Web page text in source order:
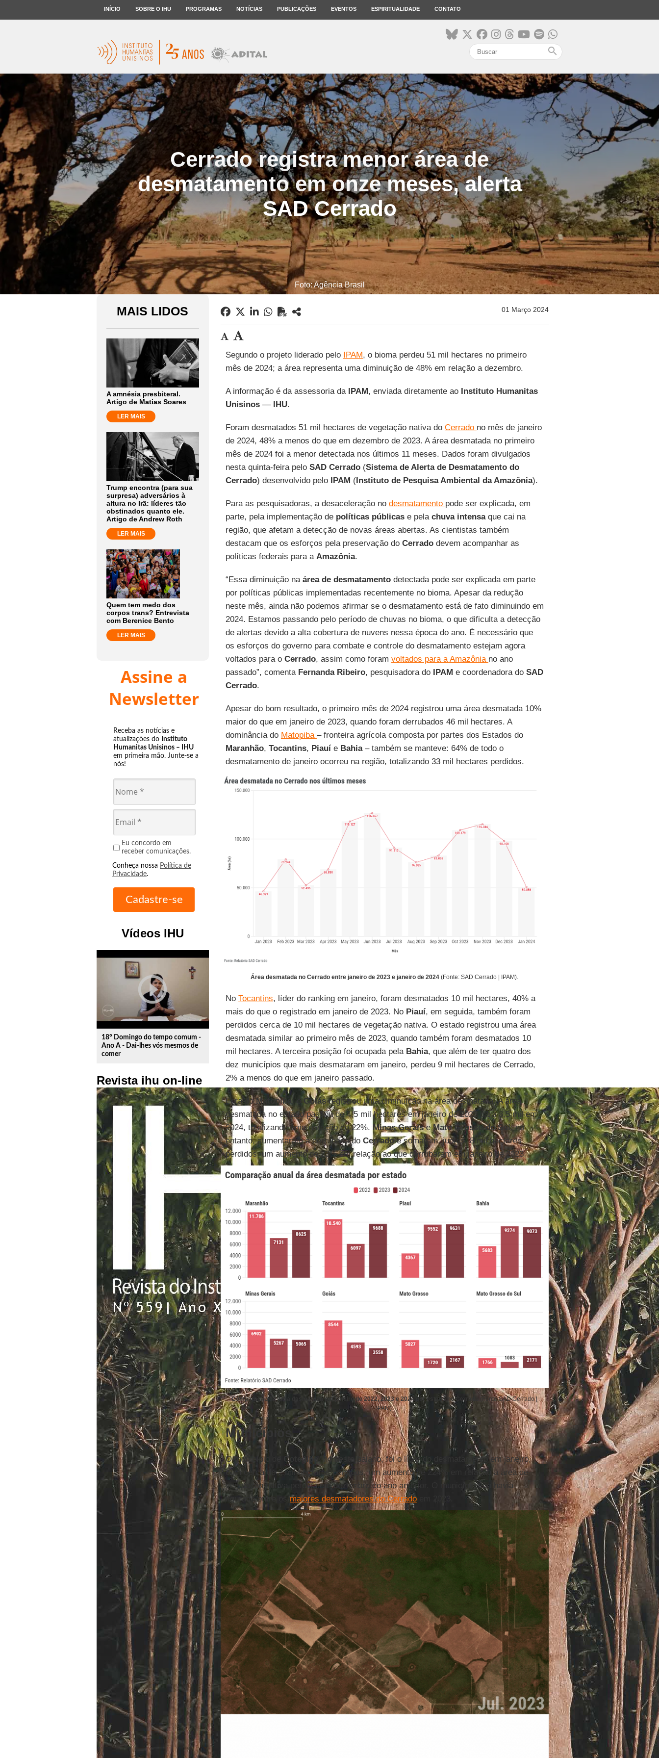
INÍCIO SOBRE O IHU PROGRAMAS NOTÍCIAS PUBLICAÇÕES EVENTOS ESPIRITUALIDADE CONTATO
search
Cerrado registra menor área de
desmatamento em onze meses, alerta
SAD Cerrado
Foto: Agência Brasil
MAIS LIDOS
A amnésia presbiteral.
Artigo de Matias Soares
LER MAIS
Trump encontra (para sua
surpresa) adversários à
altura no Irã: líderes tão
obstinados quanto ele.
Artigo de Andrew Roth
LER MAIS
Quem tem medo dos
corpos trans? Entrevista
com Berenice Bento
LER MAIS
Assine a
Newsletter
Receba as notícias e
atualizações do Instituto
Humanitas Unisinos – IHU
em primeira mão. Junte-se a
nós!
Eu concordo em
receber comunicações.
Conheça nossa Política de
Privacidade.
Vídeos IHU
play_circle_outline
18º Domingo do tempo comum -
Ano A - Dai-lhes vós mesmos de
comer
Revista ihu on-line
01 Março 2024
Segundo o projeto liderado pelo IPAM, o bioma perdeu 51 mil hectares no primeiro
mês de 2024; a área representa uma diminuição de 48% em relação a dezembro.
A informação é da assessoria da IPAM, enviada diretamente ao Instituto Humanitas
Unisinos— IHU.
Foram desmatados 51 mil hectares de vegetação nativa do Cerrado no mês de janeiro
de 2024, 48% a menos do que em dezembro de 2023. A área desmatada no primeiro
mês de 2024 foi a menor detectada nos últimos 11 meses. Dados foram divulgados
nesta quinta-feira pelo SAD Cerrado(Sistema de Alerta de Desmatamento do
Cerrado) desenvolvido pelo IPAM (Instituto de Pesquisa Ambiental da Amazônia).
Para as pesquisadoras, a desaceleração no desmatamento pode ser explicada, em
parte, pela implementação depolíticas públicase pela chuva intensaque cai na
região, que afetam a detecção de novas áreas abertas. As cientistas também
destacam que os esforços pela preservação do Cerradodevem acompanhar as
políticas federais para a Amazônia.
‌“Essa diminuição naárea de desmatamentodetectada pode ser explicada em parte
por políticas públicas implementadas recentemente no bioma. Apesar da redução
neste mês, ainda não podemos afirmar se o desmatamento está de fato diminuindo em
2024. Estamos passando pelo período de chuvas no bioma, o que dificulta a detecção
de alertas devido a alta cobertura de nuvens nessa época do ano. É necessário que
os esforços do governo para combate e controle do desmatamento estejam agora
voltados para o Cerrado, assim como foram voltados para a Amazônia no ano
passado”, comenta Fernanda Ribeiro, pesquisadora do IPAM e coordenadora do SAD
Cerrado.
‌Apesar do bom resultado, o primeiro mês de 2024 registrou uma área desmatada 10%
maior do que em janeiro de 2023, quando foram derrubados 46 mil hectares. A
dominância do Matopiba – fronteira agrícola composta por partes dos Estados do
Maranhão, Tocantins, Piauíe Bahia– também se manteve: 64% de todo o
desmatamento de janeiro ocorreu na região, totalizando 33 mil hectares perdidos.
Área desmatada no Cerrado entre janeiro de 2023 e janeiro de 2024 (Fonte: SAD Cerrado | IPAM).
No Tocantins, líder do ranking em janeiro, foram desmatados 10 mil hectares, 40% a
mais do que o registrado em janeiro de 2023. No Piauí, em seguida, também foram
perdidos cerca de 10 mil hectares de vegetação nativa. O estado registrou uma área
desmatada similar ao primeiro mês de 2023, quando também foram desmatados 10
mil hectares. A terceira posição foi ocupada pela Bahia, que além de ter quatro dos
dez municípios que mais desmataram em janeiro, perdeu 9 mil hectares de Cerrado,
2% a menos do que em janeiro passado.
Fora doMatopiba, oGoiásregistrou uma diminuição na área desmatada. A área
desmatada no estado passou de 4,5 mil hectares em janeiro de 2023 para 3,5 mil em
2024, totalizando uma redução de 22%. Minas GeraiseMato Grosso do Sul, no
entanto, aumentaram a derrubada do Cerradoe somaram, juntos, 8 mil hectares
perdidos, um aumento de 23% em relação ao que derrubaram em janeiro de 2023.
Comparação da área desmatada em janeiro de 2022, 2023 e 2024 por estado no Cerrado
(Fonte SAD Cerrado |
IPAM).
Municípios
O município de Cotegipe
, no oeste baiano, foi o líder do desmatamento em janeiro,
com cerca de 2 mil hectares perdidos, um aumento de 224% em relação à área de
vegetação nativa perdida em dezembro do ano anterior. O município não havia
figurado entre os maiores desmatadores do Cerradoem 2023.